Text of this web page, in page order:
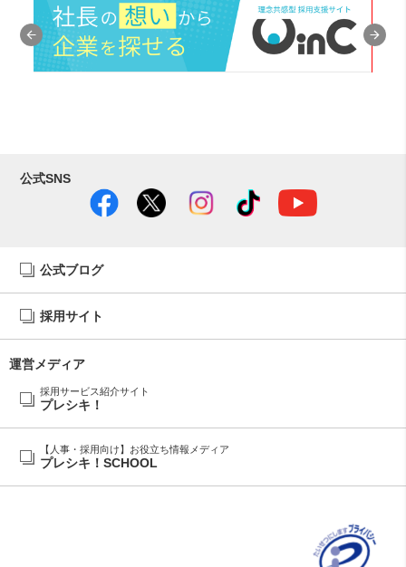
公式SNS
公式ブログ
採用サイト
運営メディア
採用サービス紹介サイト
プレシキ！
【人事・採用向け】お役立ち情報メディア
プレシキ！SCHOOL